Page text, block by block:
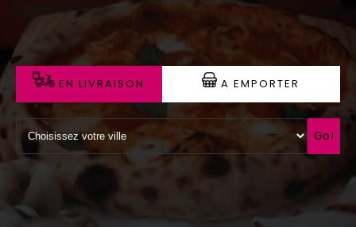
LA CARTE
VOTRE COMPTE
NOTRE RESTAURANT
VOS AVIS
MENTIONS LÉGALES
EN LIVRAISON A EMPORTER
Go!